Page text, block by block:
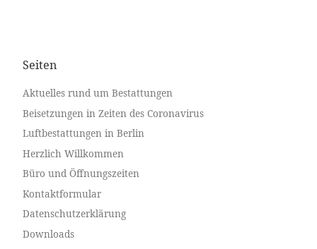
Seiten
Aktuelles rund um Bestattungen
Beisetzungen in Zeiten des Coronavirus
Luftbestattungen in Berlin
Herzlich Willkommen
Büro und Öffnungszeiten
Kontaktformular
Datenschutzerklärung
Downloads